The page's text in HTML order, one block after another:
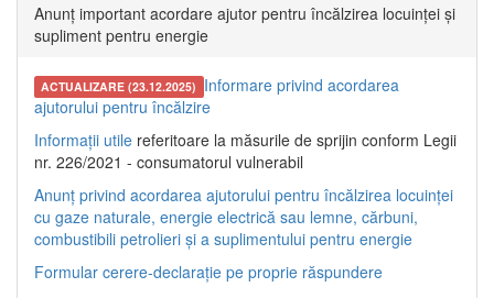
Anunț important acordare ajutor pentru încălzirea locuinței și
supliment pentru energie
ACTUALIZARE (23.12.2025) Informare privind acordarea
ajutorului pentru încălzire
Informații utile referitoare la măsurile de sprijin conform Legii
nr. 226/2021 - consumatorul vulnerabil
Anunț privind acordarea ajutorului pentru încălzirea locuinței
cu gaze naturale, energie electrică sau lemne, cărbuni,
combustibili petrolieri și a suplimentului pentru energie
Formular cerere-declarație pe proprie răspundere